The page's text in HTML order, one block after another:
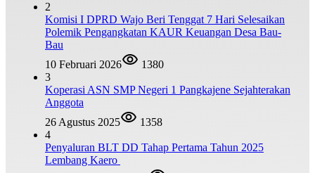
2
Komisi I DPRD Wajo Beri Tenggat 7 Hari Selesaikan
Polemik Pengangkatan KAUR Keuangan Desa Bau-
Bau
10 Februari 2026
1380
3
Koperasi ASN SMP Negeri 1 Pangkajene Sejahterakan
Anggota
26 Agustus 2025
1358
4
Penyaluran BLT DD Tahap Pertama Tahun 2025
Lembang Kaero